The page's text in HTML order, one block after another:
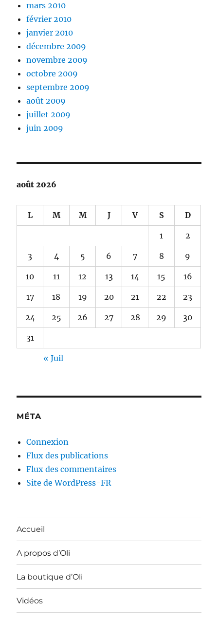
mars 2010
février 2010
janvier 2010
décembre 2009
novembre 2009
octobre 2009
septembre 2009
août 2009
juillet 2009
juin 2009
août 2026
L M M J V S D
1 2
3 4 5 6 7 8 9
10 11 12 13 14 15 16
17 18 19 20 21 22 23
24 25 26 27 28 29 30
31
« Juil
MÉTA
Connexion
Flux des publications
Flux des commentaires
Site de WordPress-FR
Accueil
A propos d’Oli
La boutique d’Oli
Vidéos